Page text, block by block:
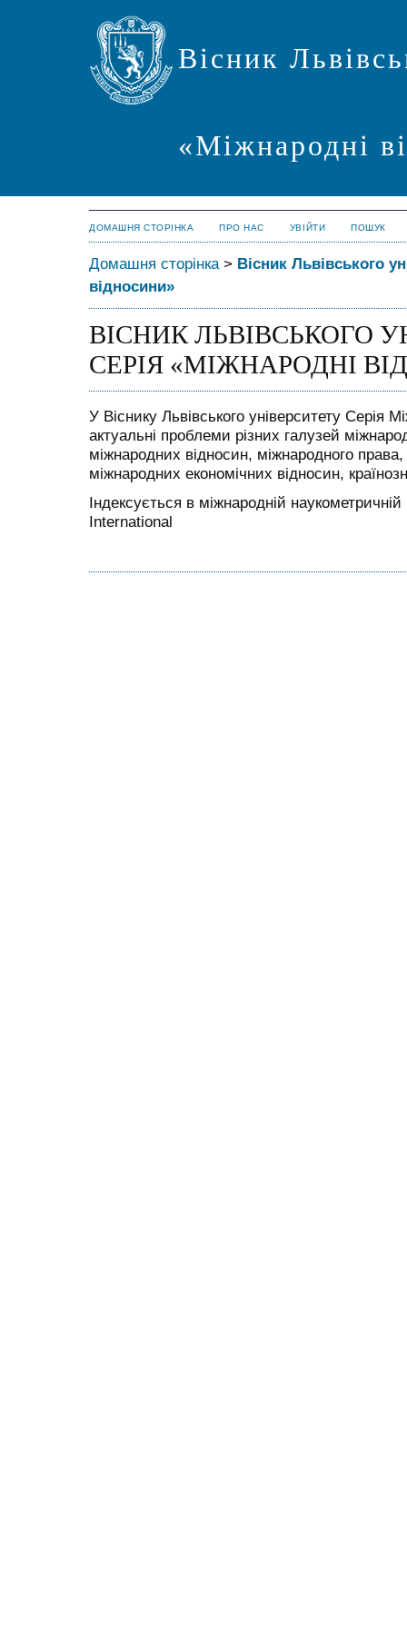
Вісник
«Міжнародні
ДОМАШНЯ СТОРІНКА ПРО НАС УВІЙТИ ПОШУК
Домашня сторінка> Вісник Львівського
відносини»
ВІСНИК ЛЬВІВСЬКОГО
СЕРІЯ «МІЖНАРОДНІ
У Віснику Львівського університету Серія
актуальні проблеми різних галузей
міжнародних відносин, міжнародного права,
міжнародних економічних відносин,
Індексується в міжнародній
International